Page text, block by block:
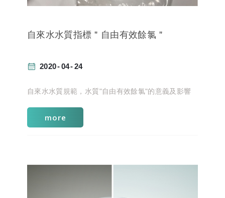
24
04
2020
自來水水質指標＂自由有效餘氯＂
自來水水質規範，水質"自由有效餘氯"的意義及影響
more